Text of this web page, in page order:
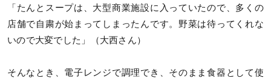
「たんとスープは、大型商業施設に入っていたので、多くの
店舗で自粛が始まってしまったんです。野菜は待ってくれな
いので大変でした」（大西さん）
そんなとき、電子レンジで調理でき、そのまま食器として使